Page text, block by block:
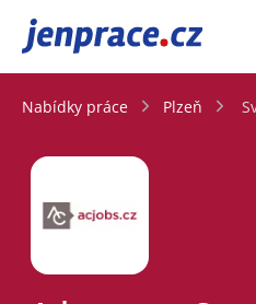
JenPráce.cz
Nabídky práce Plzeň